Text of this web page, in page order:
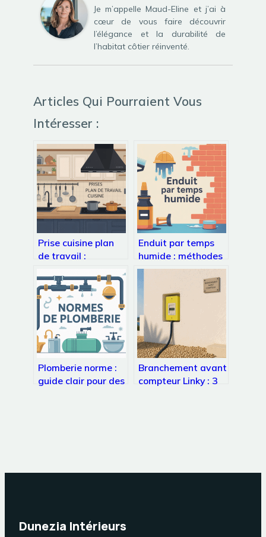
Je m’appelle Maud-Eline et j’ai à
cœur de vous faire découvrir
l’élégance et la durabilité de
l’habitat côtier réinventé.
Articles Qui Pourraient Vous
Intéresser :
Prise cuisine plan
de travail :
choisir et les placer
Enduit par temps
humide : méthodes
fiables pour réussir
Plomberie norme :
guide clair pour des
Branchement avant
compteur Linky : 3
Dunezia Intérieurs